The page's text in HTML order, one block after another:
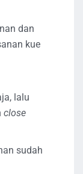
dan
kue
lalu
close
sudah